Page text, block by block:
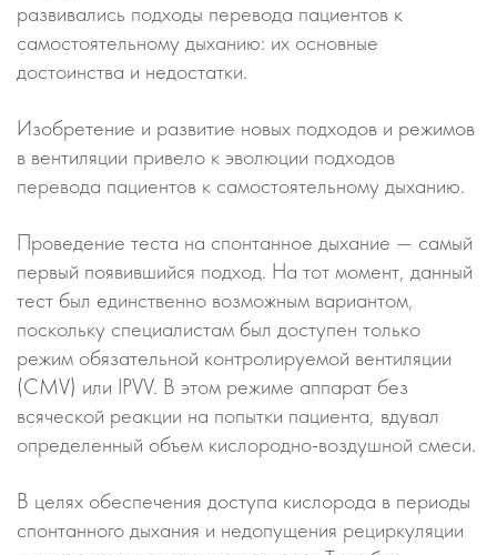
развивались подходы перевода пациентов к
самостоятельному дыханию: их основные
достоинства и недостатки.
Изобретение и развитие новых подходов и режимов
в вентиляции привело к эволюции подходов
перевода пациентов к самостоятельному дыханию.
Проведение теста на спонтанное дыхание — самый
первый появившийся подход. На тот момент, данный
тест был единственно возможным вариантом,
поскольку специалистам был доступен только
режим обязательной контролируемой вентиляции
(CMV) или IPVV. В этом режиме аппарат без
всяческой реакции на попытки пациента, вдувал
определенный объем кислородно-воздушной смеси.
В целях обеспечения доступа кислорода в периоды
спонтанного дыхания и недопущения рециркуляции